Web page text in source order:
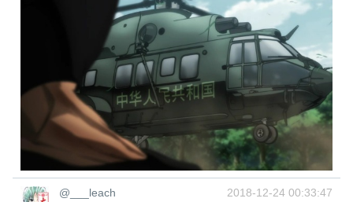
@___leach 2018-12-24 00:33:47